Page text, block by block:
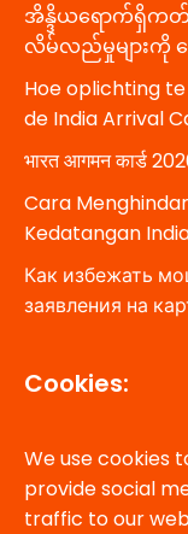
အိန္ဒိယရောက်ရှိက
လိမ်လည်မှုများကို ရှ
Hoe oplichting
de India Arrival
भारत आगमन कार्ड
Cara
Kedatangan
Как избежать
заявления на
Cookies:
We use cookies
provide social
traffic to our